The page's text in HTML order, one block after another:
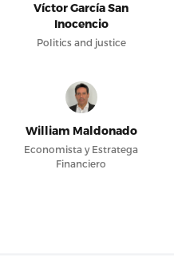
Víctor García San
Inocencio
Politics and justice
William Maldonado
Economista y Estratega
Financiero